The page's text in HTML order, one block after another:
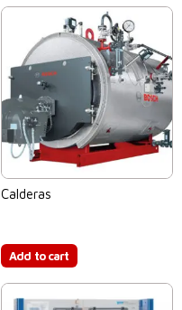
Calderas
Add to cart